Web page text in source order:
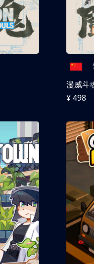
漫威斗
¥ 498